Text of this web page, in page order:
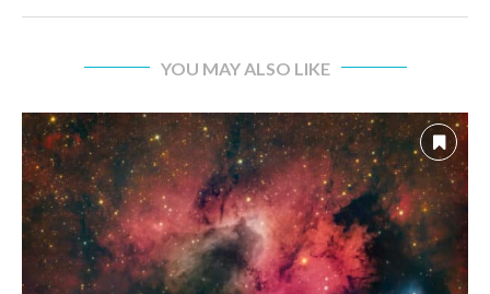
YOU MAY ALSO LIKE